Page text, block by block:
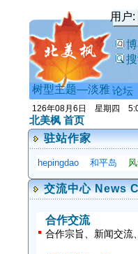
用户:
树型主题—淡雅
北美枫 首页
驻站作家
hepingdao 和平岛
交流中心 News
合作交流
合作宗旨、新闻交流
论坛